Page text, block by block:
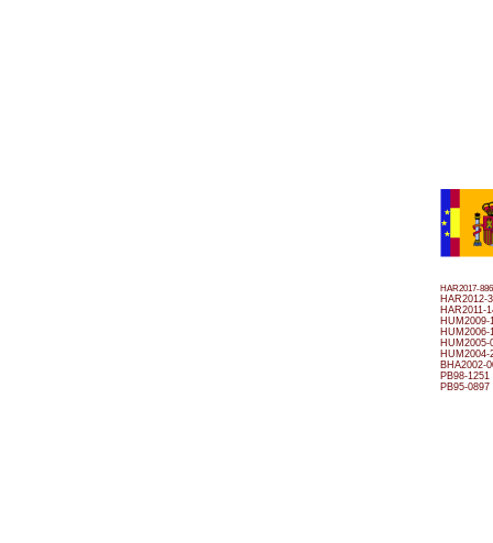
HAR2017-
HAR2012-
HAR2011-
HUM2009-
HUM2006-
HUM2005-
HUM2004-
BHA2002-
PB98-1251
PB95-0897